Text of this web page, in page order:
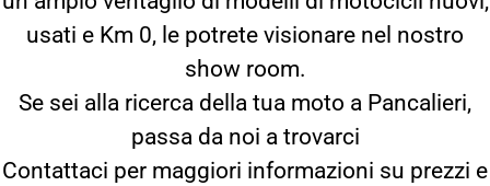
usati e Km 0, le potrete visionare nel nostro
show room.
Se sei alla ricerca della tua moto a Pancalieri,
passa da noi a trovarci
Contattaci per maggiori informazioni su prezzi e